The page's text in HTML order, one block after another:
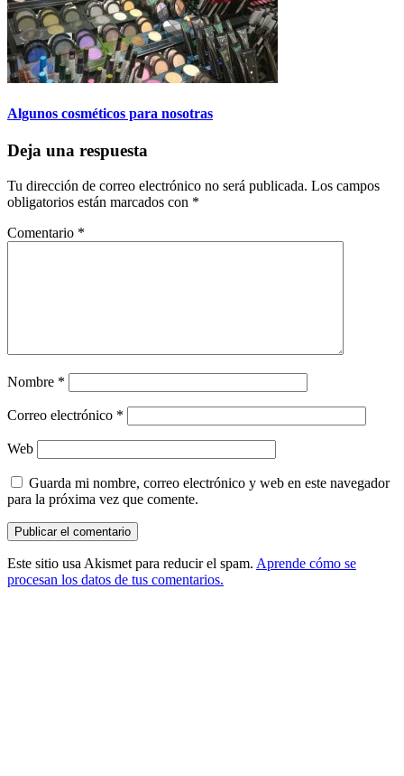
Algunos cosméticos para nosotras
Deja una respuesta
Tu dirección de correo electrónico no será publicada. Los campos
obligatorios están marcados con *
Comentario *
Nombre *
Correo electrónico *
Web
Guarda mi nombre, correo electrónico y web en este navegador
para la próxima vez que comente.
Este sitio usa Akismet para reducir el spam. Aprende cómo se
procesan los datos de tus comentarios.